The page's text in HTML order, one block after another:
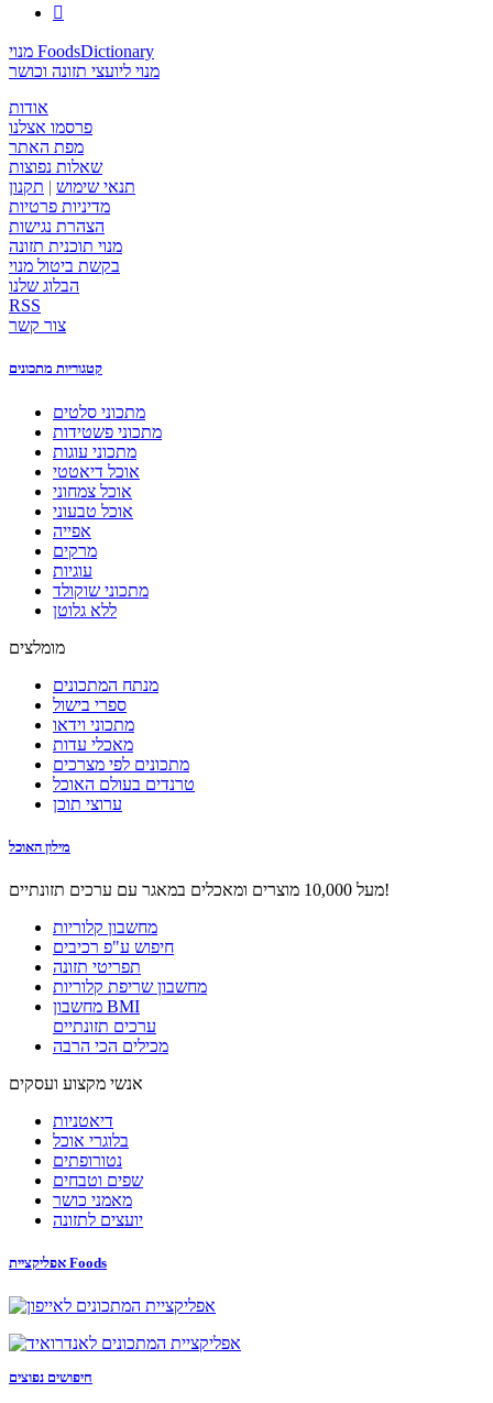

מנוי FoodsDictionary
מנוי ליועצי תזונה וכושר
אודות
פרסמו אצלנו
מפת האתר
שאלות נפוצות
תנאי שימוש | תקנון
מדיניות פרטיות
הצהרת נגישות
מנוי תוכנית תזונה
בקשת ביטול מנוי
הבלוג שלנו
RSS
צור קשר
קטגוריות מתכונים
מתכוני סלטים
מתכוני פשטידות
מתכוני עוגות
אוכל דיאטטי
אוכל צמחוני
אוכל טבעוני
אפייה
מרקים
עוגיות
מתכוני שוקולד
ללא גלוטן
מומלצים
מנתח המתכונים
ספרי בישול
מתכוני וידאו
מאכלי עדות
מתכונים לפי מצרכים
טרנדים בעולם האוכל
ערוצי תוכן
מילון האוכל
מעל 10,000 מוצרים ומאכלים במאגר עם ערכים תזונתיים!
מחשבון קלוריות
חיפוש ע"פ רכיבים
תפריטי תזונה
מחשבון שריפת קלוריות
מחשבון BMI
ערכים תזונתיים
מכילים הכי הרבה
אנשי מקצוע ועסקים
דיאטניות
בלוגרי אוכל
נטורופתים
שפים וטבחים
מאמני כושר
יועצים לתזונה
אפליקציית Foods
חיפושים נפוצים